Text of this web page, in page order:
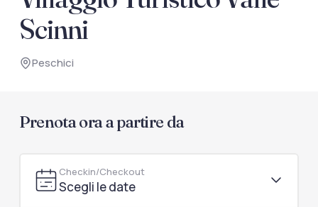
documenti di viaggio.
Scinni
Peschici
Prenota ora a partire da
Checkin/Checkout
Scegli le date